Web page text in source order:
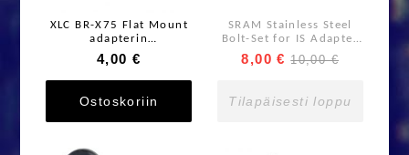
XLC BR-X75 Flat Mount
adapterin
kiinnitysruuvit 2kpl
4,00 €
Ostoskoriin
SRAM Stainless Steel
Bolt-Set for IS Adapter
2 kpl
8,00 € 10,00 €
Tilapäisesti loppu